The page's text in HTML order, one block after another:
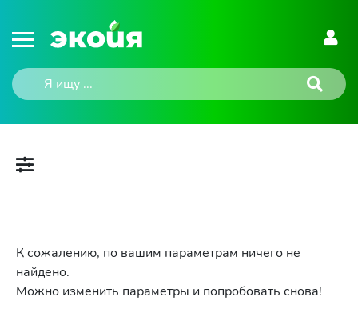
К сожалению, по вашим параметрам ничего не
найдено.
Можно изменить параметры и попробовать снова!